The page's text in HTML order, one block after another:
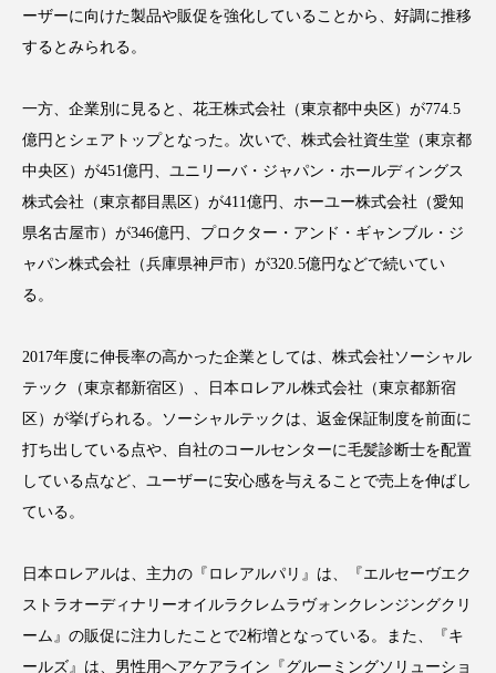
カウンセラー カウンセリング
クローズアップ ケーススタディ
コグニティブヘルス コスト削減
サステナブル美容 サプライチェーン
サプリ サロンクレンジング サロン戦略
スキンケア スキンケア 習慣
スキンケアルーティン ストレス スパ
ーザーに向けた製品や販促を強化していることから、好調に推移
するとみられる。
一方、企業別に見ると、花王株式会社（東京都中央区）が774.5
億円とシェアトップとなった。次いで、株式会社資生堂（東京都
中央区）が451億円、ユニリーバ・ジャパン・ホールディングス
株式会社（東京都目黒区）が411億円、ホーユー株式会社（愛知
県名古屋市）が346億円、プロクター・アンド・ギャンブル・ジ
ャパン株式会社（兵庫県神戸市）が320.5億円などで続いてい
る。
2017年度に伸長率の高かった企業としては、株式会社ソーシャル
テック（東京都新宿区）、日本ロレアル株式会社（東京都新宿
区）が挙げられる。ソーシャルテックは、返金保証制度を前面に
打ち出している点や、自社のコールセンターに毛髪診断士を配置
している点など、ユーザーに安心感を与えることで売上を伸ばし
ている。
日本ロレアルは、主力の『ロレアルパリ』は、『エルセーヴエク
ストラオーディナリーオイルラクレムラヴォンクレンジングクリ
ーム』の販促に注力したことで2桁増となっている。また、『キ
ールズ』は、男性用ヘアケアライン『グルーミングソリューショ